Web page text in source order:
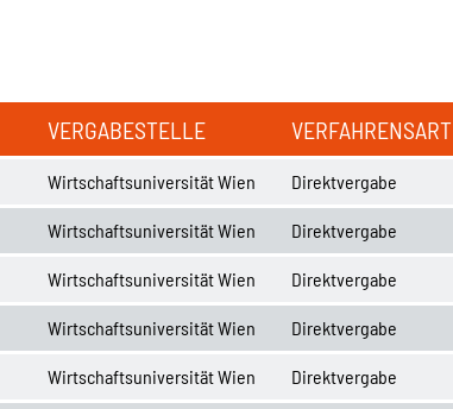
VERGABESTELLE VERFAHRENSART
Wirtschaftsuniversität Wien Direktvergabe
Wirtschaftsuniversität Wien Direktvergabe
Wirtschaftsuniversität Wien Direktvergabe
Wirtschaftsuniversität Wien Direktvergabe
Wirtschaftsuniversität Wien Direktvergabe